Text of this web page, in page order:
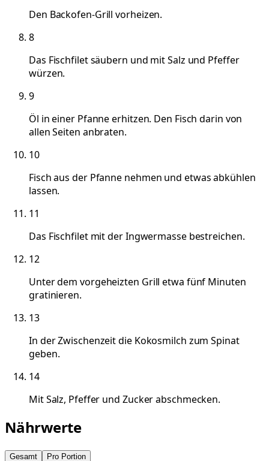
Den Backofen-Grill vorheizen.
8
Das Fischfilet säubern und mit Salz und Pfeffer
würzen.
9
Öl in einer Pfanne erhitzen. Den Fisch darin von
allen Seiten anbraten.
10
Fisch aus der Pfanne nehmen und etwas abkühlen
lassen.
11
Das Fischfilet mit der Ingwermasse bestreichen.
12
Unter dem vorgeheizten Grill etwa fünf Minuten
gratinieren.
13
In der Zwischenzeit die Kokosmilch zum Spinat
geben.
14
Mit Salz, Pfeffer und Zucker abschmecken.
Nährwerte
Gesamt Pro Portion